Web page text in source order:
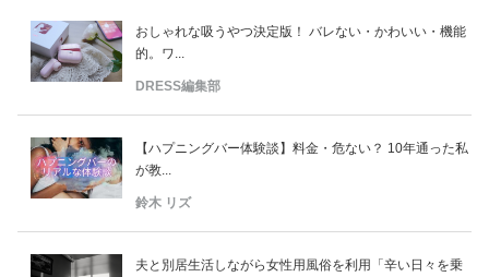
おしゃれな吸うやつ決定版！ バレない・かわいい・機能
的。ワ...
DRESS編集部
【ハプニングバー体験談】料金・危ない？ 10年通った私
が教...
鈴木 リズ
夫と別居生活しながら女性用風俗を利用「辛い日々を乗